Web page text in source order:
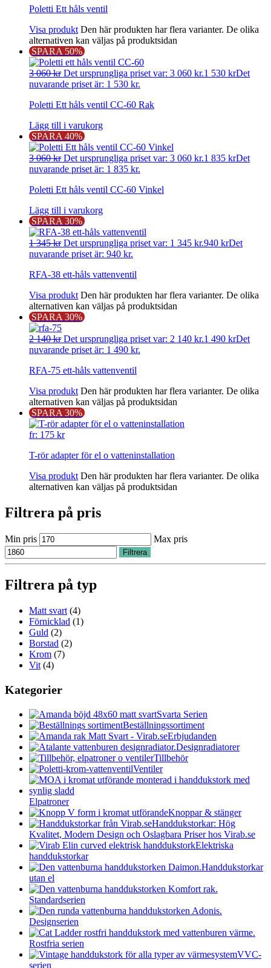
Poletti Ett håls ventil
Visa produkt Den här produkten har flera varianter. De olika
alternativen kan väljas på produktsidan
SPARA 50%
3 060kr Det ursprungliga priset var: 3 060 kr.1 530 krDet
nuvarande priset är: 1 530 kr.
Poletti Ett håls ventil CC-60 Rak
Lägg till i varukorg
SPARA 40%
3 060kr Det ursprungliga priset var: 3 060 kr.1 835 krDet
nuvarande priset är: 1 835 kr.
Poletti Ett håls ventil CC-60 Vinkel
Lägg till i varukorg
SPARA 30%
1 345kr Det ursprungliga priset var: 1 345 kr.940 krDet
nuvarande priset är: 940 kr.
RFA-38 ett-håls vattenventil
Visa produkt Den här produkten har flera varianter. De olika
alternativen kan väljas på produktsidan
SPARA 30%
2 140kr Det ursprungliga priset var: 2 140 kr.1 490 krDet
nuvarande priset är: 1 490 kr.
RFA-75 ett-håls vattenventil
Visa produkt Den här produkten har flera varianter. De olika
alternativen kan väljas på produktsidan
SPARA 30%
fr: 175 kr
T-rör adapter för el o vatteninstallation
Visa produkt Den här produkten har flera varianter. De olika
alternativen kan väljas på produktsidan
Filtrera på pris
Min pris Max pris
Filtrera
Filtrera på typ
Matt svart (4)
Förnicklad (1)
Guld (2)
Borstad (2)
Krom (7)
Vit (4)
Kategorier
Svarta Serien
Beställningssortiment
Erbjudanden
Designradiatorer
Tillbehör
Ventiler
Elpatroner
Knoppar & stänger
Handdukstorkar: Hög
Kvalitet, Modern Design och Oslagbara Priser hos Virab.se
Elektriska
handdukstorkar
Handdukstorkar
utan el
Standardserien
Designserien
Rostfria serien
VVC-
serien